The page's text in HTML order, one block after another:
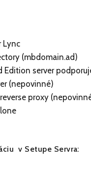
Lync
(mbdomain.ad)
Edition server
(nepovinné)
proxy
v Setupe Servra: